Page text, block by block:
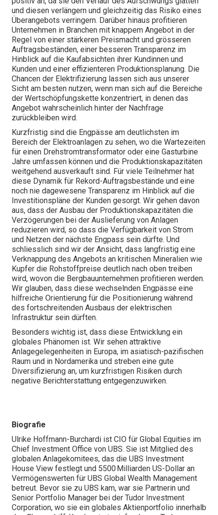
und diesen verlängern und gleichzeitig das Risiko eines
Überangebots verringern. Darüber hinaus profitieren
Unternehmen in Branchen mit knappem Angebot in der
Regel von einer stärkeren Preismacht und grösseren
Auftragsbeständen, einer besseren Transparenz im
Hinblick auf die Kaufabsichten ihrer Kundinnen und
Kunden und einer effizienteren Produktionsplanung. Die
Chancen der Elektrifizierung lassen sich aus unserer
Sicht am besten nutzen, wenn man sich auf die Bereiche
der Wertschöpfungskette konzentriert, in denen das
Angebot wahrscheinlich hinter der Nachfrage
zurückbleiben wird.
Kurzfristig sind die Engpässe am deutlichsten im
Bereich der Elektroanlagen zu sehen, wo die Wartezeiten
für einen Drehstromtransformator oder eine Gasturbine
Jahre umfassen können und die Produktionskapazitäten
weitgehend ausverkauft sind. Für viele Teilnehmer hat
diese Dynamik für Rekord-Auftragsbestände und eine
noch nie dagewesene Transparenz im Hinblick auf die
Investitionspläne der Kunden gesorgt. Wir gehen davon
aus, dass der Ausbau der Produktionskapazitäten die
Verzögerungen bei der Auslieferung von Anlagen
reduzieren wird, so dass die Verfügbarkeit von Strom
und Netzen der nächste Engpass sein dürfte. Und
schliesslich sind wir der Ansicht, dass langfristig eine
Verknappung des Angebots an kritischen Mineralien wie
Kupfer die Rohstoffpreise deutlich nach oben treiben
wird, wovon die Bergbauunternehmen profitieren werden.
Wir glauben, dass diese wechselnden Engpässe eine
hilfreiche Orientierung für die Positionierung während
des fortschreitenden Ausbaus der elektrischen
Infrastruktur sein dürften.
Besonders wichtig ist, dass diese Entwicklung ein
globales Phänomen ist. Wir sehen attraktive
Anlagegelegenheiten in Europa, im asiatisch-pazifischen
Raum und in Nordamerika und streben eine gute
Diversifizierung an, um kurzfristigen Risiken durch
negative Berichterstattung entgegenzuwirken.
Biografie
Ulrike Hoffmann-Burchardi ist CIO für Global Equities im
Chief Investment Office von UBS. Sie ist Mitglied des
globalen Anlagekomitees, das die UBS Investment
House View festlegt und 5500 Milliarden US-Dollar an
Vermögenswerten für UBS Global Wealth Management
betreut. Bevor sie zu UBS kam, war sie Partnerin und
Senior Portfolio Manager bei der Tudor Investment
Corporation, wo sie ein globales Aktienportfolio innerhalb